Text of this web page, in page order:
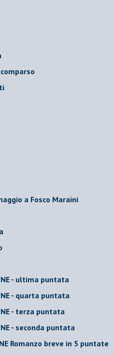
a Fosco Maraini
- ultima puntata
- quarta puntata
- terza puntata
- seconda puntata
Romanzo breve in 5 puntate